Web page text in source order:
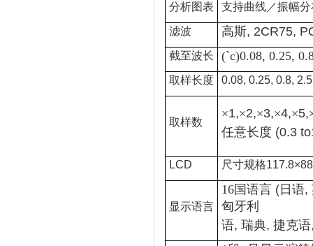
分析图表 支持曲线／振幅
滤波 高斯, 2CR75,
截至波长 (`c)0.08, 0.25,
取样长度 0.08, 0.25, 0.8,
取样数
×1,×2,×3,×4,×5,
任意长度 (0.3
LCD 尺寸规格
显示语言
16国语言 ( 日语,
匈牙利
语, 瑞典, 捷克语